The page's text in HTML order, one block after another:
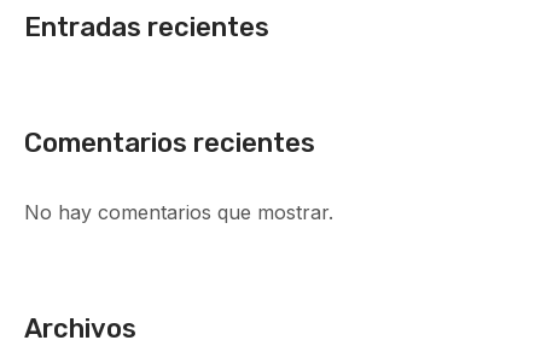
Entradas recientes
Comentarios recientes
No hay comentarios que mostrar.
Archivos